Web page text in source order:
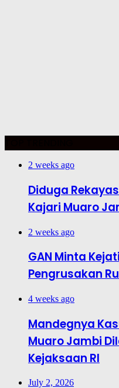
2 weeks ago
Diduga
Kajari Muaro
2 weeks ago
GAN Minta
Pengrusakan
4 weeks ago
Mandegnya
Muaro Jambi
Kejaksaan RI
July 2, 2026